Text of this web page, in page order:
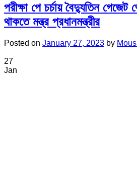
পরীক্ষা পে চর্চায় বৈদ্যুতিন গেজেট
থাকতে মন্ত্র প্রধানমন্ত্রীর
Posted on January 27, 2023 by
27
Jan